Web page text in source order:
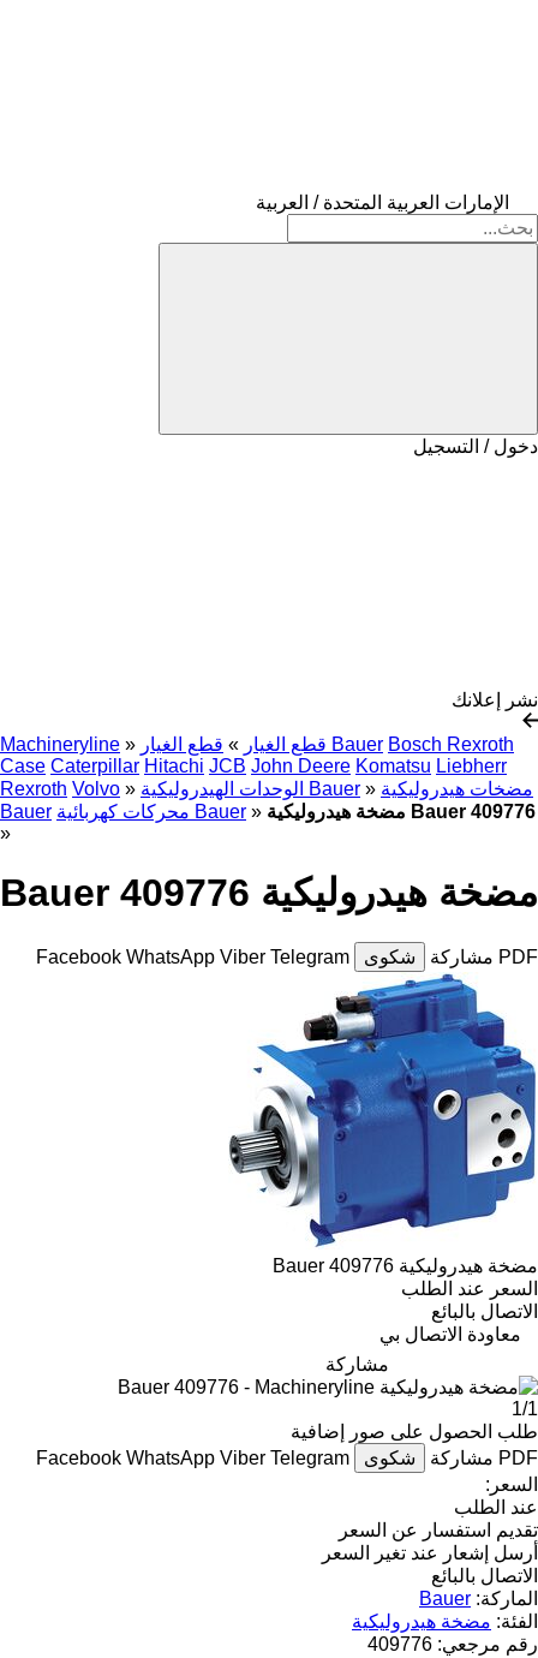
الإمارات العربية المتحدة / العربية
دخول / التسجيل
نشر إعلانك
Machineryline » قطع الغيار » قطع الغيار Bauer Bosch Rexroth
Case Caterpillar Hitachi JCB John Deere Komatsu Liebherr
Rexroth Volvo » الوحدات الهيدروليكية Bauer » مضخات هيدروليكية
Bauer
محركات كهربائية Bauer »
مضخة هيدروليكية Bauer 409776
»
مضخة هيدروليكية Bauer 409776
PDF مشاركة شكوى Facebook WhatsApp Viber Telegram
مضخة هيدروليكية Bauer 409776
السعر عند الطلب
الاتصال بالبائع
معاودة الاتصال بي
مشاركة
1/1
طلب الحصول على صور إضافية
PDF مشاركة شكوى Facebook WhatsApp Viber Telegram
السعر:
عند الطلب
تقديم استفسار عن السعر
أرسل إشعار عند تغير السعر
الاتصال بالبائع
الماركة: Bauer
الفئة: مضخة هيدروليكية
رقم مرجعي: 409776